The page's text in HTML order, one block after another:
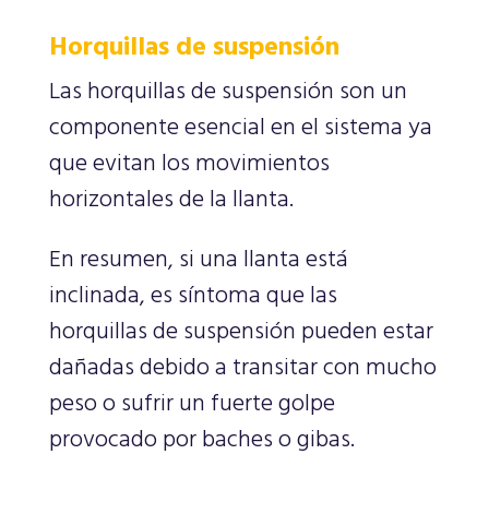
Horquillas de suspensión
Las horquillas de suspensión son un
componente esencial en el sistema ya
que evitan los movimientos
horizontales de la llanta.
En resumen, si una llanta está
inclinada, es síntoma que las
horquillas de suspensión pueden estar
dañadas debido a transitar con mucho
peso o sufrir un fuerte golpe
provocado por baches o gibas.